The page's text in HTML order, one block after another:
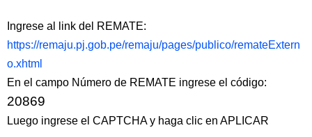
Ingrese al link del REMATE:
https://remaju.pj.gob.pe/remaju/pages/publico/remateExtern
o.xhtml
En el campo Número de REMATE ingrese el código:
20869
Luego ingrese el CAPTCHA y haga clic en APLICAR